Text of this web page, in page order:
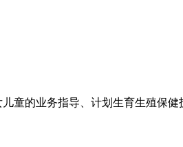
童的业务指导、计划生育生殖保健